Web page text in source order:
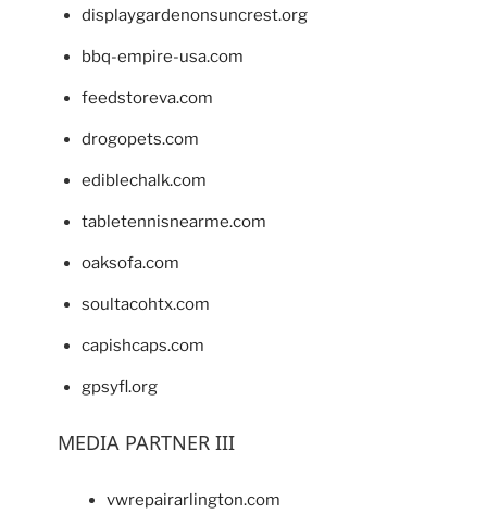
displaygardenonsuncrest.org
bbq-empire-usa.com
feedstoreva.com
drogopets.com
ediblechalk.com
tabletennisnearme.com
oaksofa.com
soultacohtx.com
capishcaps.com
gpsyfl.org
MEDIA PARTNER III
vwrepairarlington.com